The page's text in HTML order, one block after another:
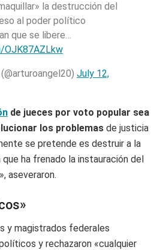
la destrucción del
al poder político
que se libere…
July 12,
de jueces por voto popular sea
los problemas de justicia
se pretende es destruir a la
ha frenado la instauración del
aseveraron.
y magistrados federales
y rechazaron «cualquier